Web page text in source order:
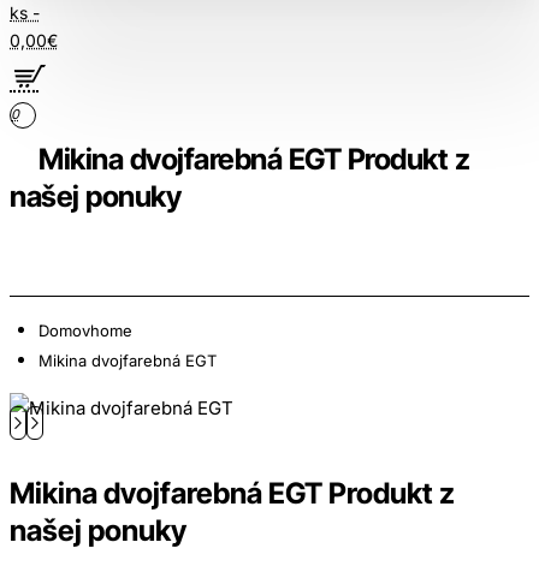
ks -
0,00€
0
Mikina dvojfarebná EGT Produkt z
našej ponuky
Domovhome
Mikina dvojfarebná EGT
Mikina dvojfarebná EGT Produkt z
našej ponuky